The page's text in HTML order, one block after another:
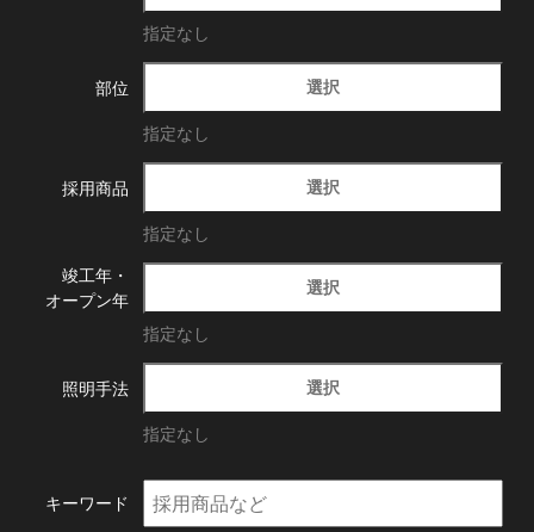
指定なし
部位 選択
指定なし
採用商品 選択
指定なし
竣工年・
オープン年
選択
指定なし
照明手法 選択
指定なし
キーワード